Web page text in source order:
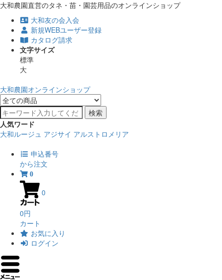
大和農園直営のタネ・苗・園芸用品のオンラインショップ
大和友の会入会
新規WEBユーザー登録
カタログ請求
文字サイズ
標準
大
大和農園オンラインショップ
検索
人気ワード
大和ルージュ アジサイ アルストロメリア
申込番号
から注文
0
0
0円
カート
お気に入り
ログイン